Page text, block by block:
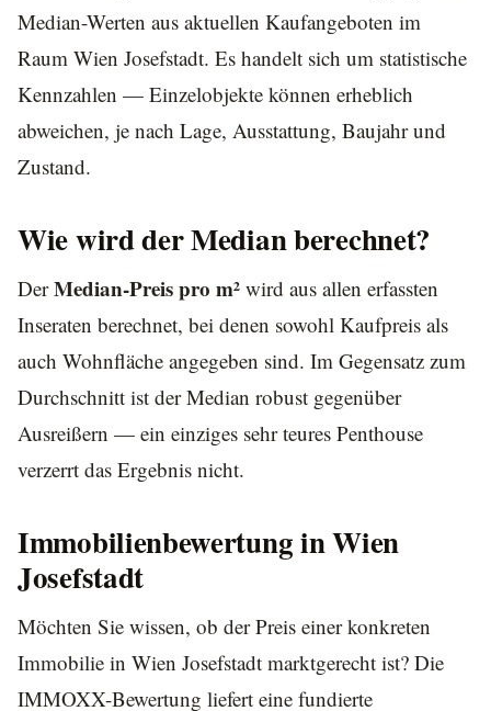
Median-Werten aus aktuellen Kaufangeboten im
Raum Wien Josefstadt. Es handelt sich um statistische
Kennzahlen — Einzelobjekte können erheblich
abweichen, je nach Lage, Ausstattung, Baujahr und
Zustand.
Wie wird der Median berechnet?
DerMedian-Preis pro m² wird aus allen erfassten
Inseraten berechnet, bei denen sowohl Kaufpreis als
auch Wohnfläche angegeben sind. Im Gegensatz zum
Durchschnitt ist der Median robust gegenüber
Ausreißern — ein einziges sehr teures Penthouse
verzerrt das Ergebnis nicht.
Immobilienbewertung in Wien
Josefstadt
Möchten Sie wissen, ob der Preis einer konkreten
Immobilie in Wien Josefstadt marktgerecht ist? Die
IMMOXX-Bewertung liefert eine fundierte